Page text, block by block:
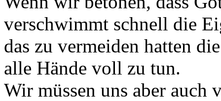
verschwimmt schnell die
das zu vermeiden hatten
alle Hände voll zu tun.
Wir müssen uns aber auch